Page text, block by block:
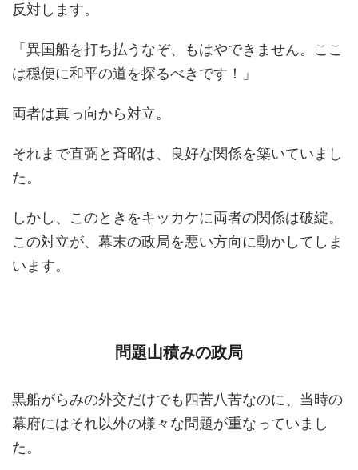
反対します。
「異国船を打ち払うなぞ、もはやできません。ここ
は穏便に和平の道を探るべきです！」
両者は真っ向から対立。
それまで直弼と斉昭は、良好な関係を築いていまし
た。
しかし、このときをキッカケに両者の関係は破綻。
この対立が、幕末の政局を悪い方向に動かしてしま
います。
問題山積みの政局
黒船がらみの外交だけでも四苦八苦なのに、当時の
幕府にはそれ以外の様々な問題が重なっていまし
た。